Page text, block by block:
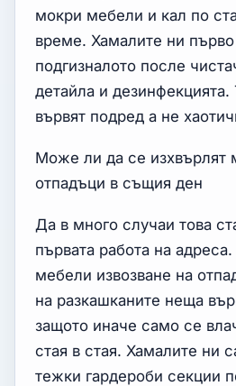
мокри мебели и кал по
време. Хамалите ни
подгизналото после
детайла и дезинфекцията.
вървят подред а не
Може ли да се изхвърлят
отпадъци в същия ден
Да в много случаи това
първата работа на
мебели извозване на
на разкашканите неща
защото иначе само се
стая в стая. Хамалите ни
тежки гардероби секции